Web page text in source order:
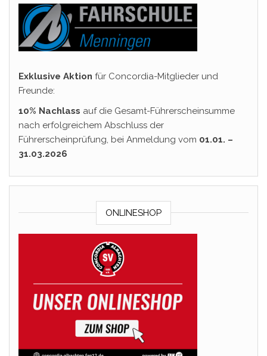
Exklusive Aktion für Concordia-Mitglieder und
Freunde:
10% Nachlass auf die Gesamt-Führerscheinsumme
nach erfolgreichem Abschluss der
Führerscheinprüfung, bei Anmeldung vom 01.01. –
31.03.2026
ONLINESHOP